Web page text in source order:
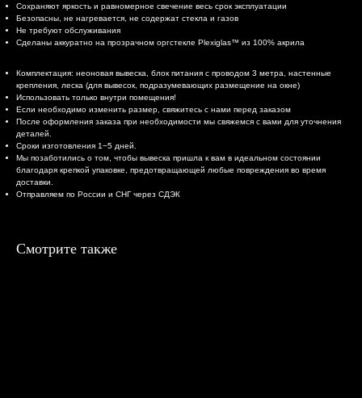
Сохраняют яркость и равномерное свечение весь срок эксплуатации
Безопасны, не нагревается, не содержат стекла и газов
Не требуют обслуживания
Сделаны аккуратно на прозрачном оргстекле Plexiglas™ из 100% акрила
Комплектация: неоновая вывеска, блок питания с проводом 3 метра, настенные
крепления, леска (для вывесок, подразумевающих размещение на окне)
Использовать только внутри помещения!
Если необходимо изменить размер, свяжитесь с нами перед заказом
После оформления заказа при необходимости мы свяжемся с вами для уточнения
деталей.
Сроки изготовления 1−5 дней.
Мы позаботились о том, чтобы вывеска пришла к вам в идеальном состоянии
благодаря крепкой упаковке, предотвращающей любые повреждения во время
доставки.
Отправляем по России и СНГ через СДЭК
Смотрите также